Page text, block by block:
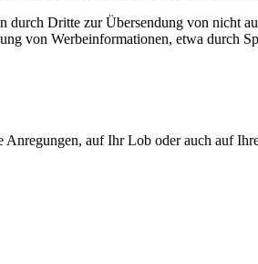
Dritte zur Übersendung von nicht
von Werbeinformationen, etwa durch
Anregungen, auf Ihr Lob oder auch auf